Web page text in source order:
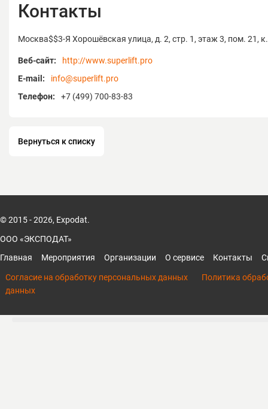
Контакты
Москва$$3-Я Хорошёвская улица, д. 2, стр. 1, этаж 3, пом. 21,
Веб-сайт:
http://www.superlift.pro
E-mail:
info@superlift.pro
Телефон:
+7 (499) 700-83-83
Вернуться к списку
© 2015 - 2026, Expodat.
ООО «ЭКСПОДАТ»
Главная
Мероприятия Организации О сервисе Контакты
Согласие на обработку персональных данных
Политика
данных